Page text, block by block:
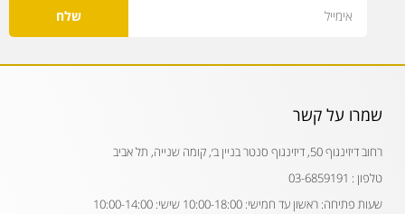
שלח
שמרו על קשר
רחוב דיזינגוף 50, דיזינגוף סנטר בניין ב׳, קומה שנייה, תל אביב
טלפון : 03-6859191
שעות פתיחה: ראשון עד חמישי: 10:00-18:00 שישי: 10:00-14:00